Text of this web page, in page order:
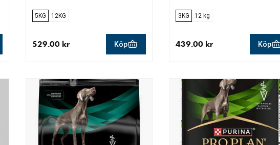
5KG 12KG
529.00 kr Köp
3KG 12 kg
439.00 kr Köp